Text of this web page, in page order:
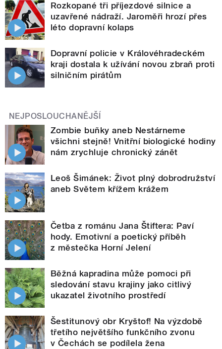
Rozkopané tři příjezdové silnice a
uzavřené nádraží. Jaroměři hrozí přes
léto dopravní kolaps
Dopravní policie v Královéhradeckém
kraji dostala k užívání novou zbraň proti
silničním pirátům
NEJPOSLOUCHANĚJŠÍ
Zombie buňky aneb Nestárneme
všichni stejně! Vnitřní biologické hodiny
nám zrychluje chronický zánět
Leoš Šimánek: Život plný dobrodružství
aneb Světem křížem krážem
Četba z románu Jana Štiftera: Paví
hody. Emotivní a poetický příběh
z městečka Horní Jelení
Běžná kapradina může pomoci při
sledování stavu krajiny jako citlivý
ukazatel životního prostředí
Šestitunový obr Kryštof! Na výzdobě
třetího největšího funkčního zvonu
v Čechách se podílela žena